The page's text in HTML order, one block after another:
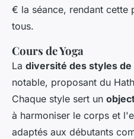
€ la séance, rendant cette
tous.
Cours de Yoga
La diversité des styles de
notable, proposant du
Chaque style sert un
à harmoniser le corps et
adaptés aux débutants